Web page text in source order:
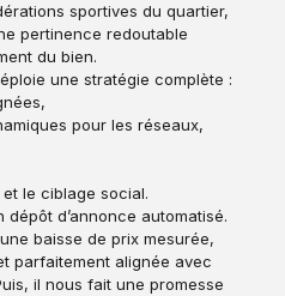
sportives du quartier,
pertinence redoutable
du bien.
une stratégie complète :
pour les réseaux,
le ciblage social.
dépôt d’annonce automatisé.
baisse de prix mesurée,
parfaitement alignée avec
il nous fait une promesse